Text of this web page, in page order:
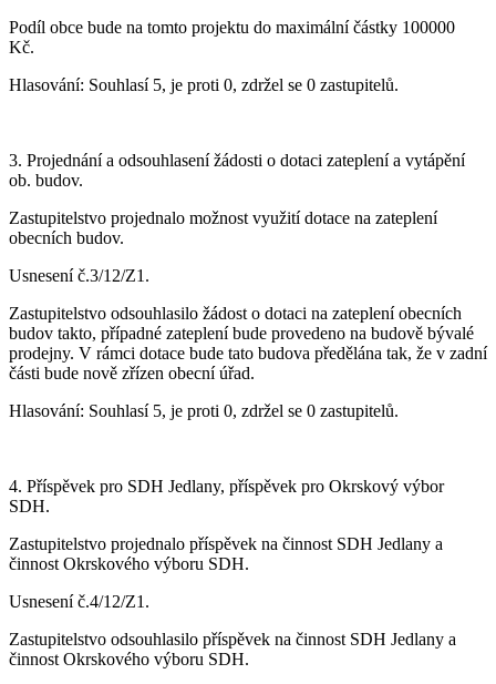
Podíl obce bude na tomto projektu do maximální částky 100000
Kč.
Hlasování: Souhlasí 5, je proti 0, zdržel se 0 zastupitelů.
3. Projednání a odsouhlasení žádosti o dotaci zateplení a vytápění
ob. budov.
Zastupitelstvo projednalo možnost využití dotace na zateplení
obecních budov.
Usnesení č.3/12/Z1.
Zastupitelstvo odsouhlasilo žádost o dotaci na zateplení obecních
budov takto, případné zateplení bude provedeno na budově bývalé
prodejny. V rámci dotace bude tato budova předělána tak, že v zadní
části bude nově zřízen obecní úřad.
Hlasování: Souhlasí 5, je proti 0, zdržel se 0 zastupitelů.
4. Příspěvek pro SDH Jedlany, příspěvek pro Okrskový výbor
SDH.
Zastupitelstvo projednalo příspěvek na činnost SDH Jedlany a
činnost Okrskového výboru SDH.
Usnesení č.4/12/Z1.
Zastupitelstvo odsouhlasilo příspěvek na činnost SDH Jedlany a
činnost Okrskového výboru SDH.